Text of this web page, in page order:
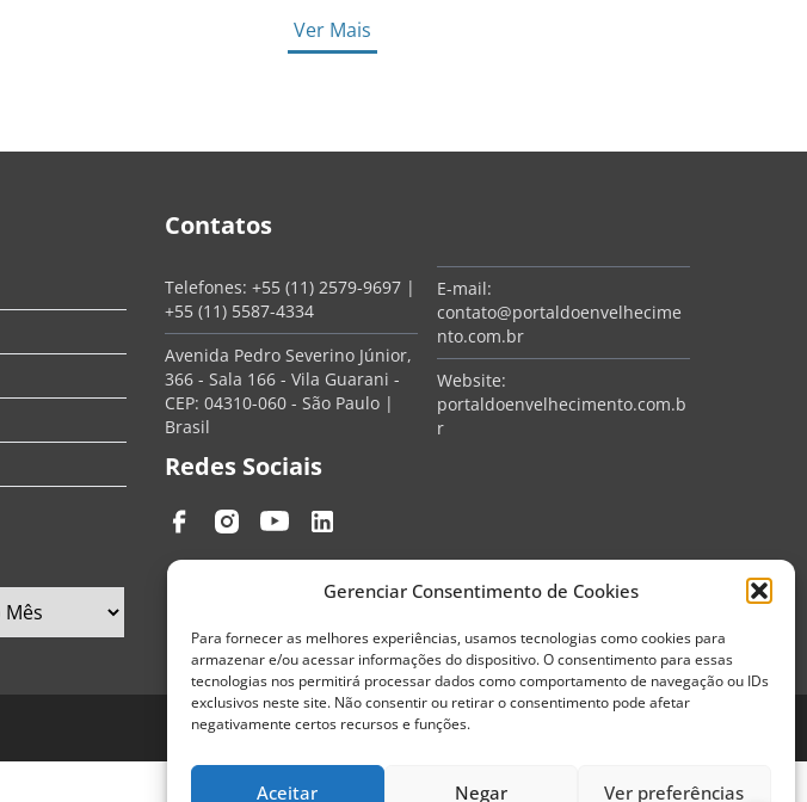
Gerenciar Consentimento de Cookies
Para fornecer as melhores experiências, usamos tecnologias como cookies para
armazenar e/ou acessar informações do dispositivo. O consentimento para essas
tecnologias nos permitirá processar dados como comportamento de navegação ou IDs
exclusivos neste site. Não consentir ou retirar o consentimento pode afetar
negativamente certos recursos e funções.
Aceitar Negar Ver preferências
Ver Mais
Contatos
Telefones: +55 (11) 2579-9697|
+55 (11) 5587-4334
Avenida Pedro Severino Júnior,
366 - Sala 166 - Vila Guarani -
CEP: 04310-060 - São Paulo |
Brasil
E-mail:
contato@portaldoenvelhecime
nto.com.br
Website:
portaldoenvelhecimento.com.b
r
Redes Sociais
Termos de Uso